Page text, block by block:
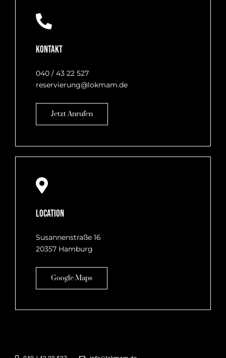
Kontakt
040 / 43 22 527
reservierung@lokmam.de
Jetzt Anrufen
Location
Susannenstraße 16
20357 Hamburg
Google Maps